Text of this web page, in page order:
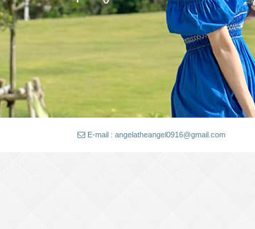
E-mail : angelatheangel0916@gmail.com